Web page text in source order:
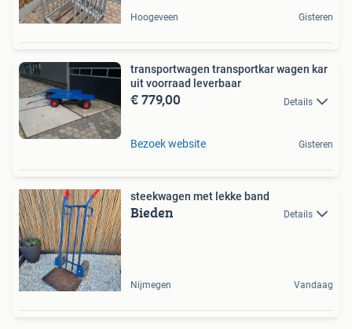
Hoogeveen Gisteren
transportwagen transportkar wagen kar
uit voorraad leverbaar
€ 779,00 Details
Bezoek website Gisteren
steekwagen met lekke band
Bieden Details
Nijmegen Vandaag